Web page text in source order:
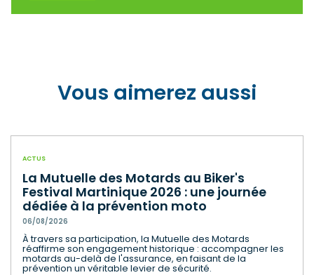
Vous aimerez aussi
ACTUS
La Mutuelle des Motards au Biker's
Festival Martinique 2026 : une journée
dédiée à la prévention moto
06/08/2026
À travers sa participation, la Mutuelle des Motards
réaffirme son engagement historique : accompagner les
motards au-delà de l'assurance, en faisant de la
prévention un véritable levier de sécurité.